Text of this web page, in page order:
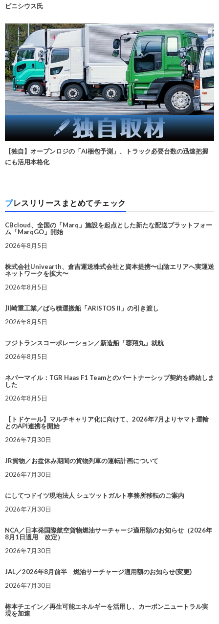
ビニシウス氏
【独自】オープンロジの「AI梱包予測」、トラック必要台数の迅速把握
にも活用本格化
プレスリリースまとめてチェック
CBcloud、全国の「Marq」施設を起点とした新たな配送プラットフォー
ム「MarqGO」開始
2026年8月5日
株式会社Univearth、倉吉運送株式会社と資本提携〜山陰エリアへ実運送
ネットワークを拡大〜
2026年8月5日
川崎重工業／ばら積運搬船「ARISTOS II」の引き渡し
2026年8月5日
フジトランスコーポレーション／新造船「蓉翔丸」就航
2026年8月5日
ネバーマイル：TGR Haas F1 Teamとのパートナーシップ契約を締結しま
した
2026年8月5日
【トドケール】マルチキャリア化に向けて、2026年7月よりヤマト運輸
とのAPI連携を開始
2026年7月30日
JR貨物／お盆休み期間の貨物列車の運転計画について
2026年7月30日
にしてつドイツ現地法人 シュツットガルト事務所移転のご案内
2026年7月30日
NCA／日本発国際航空貨物燃油サーチャージ適用額のお知らせ（2026年
8月1日適用 改定）
2026年7月30日
JAL／2026年8月前半 燃油サーチャージ適用額のお知らせ(変更)
2026年7月30日
椿本チエイン／再生可能エネルギーを活用し、カーボンニュートラル実
現を加速